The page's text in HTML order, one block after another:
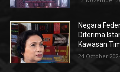
Negara
Diterima
Kawasan
24 October